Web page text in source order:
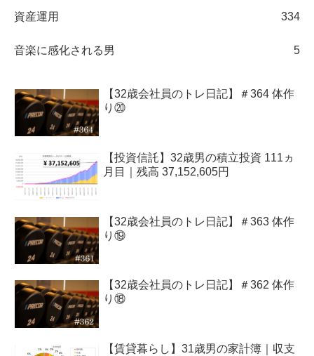
資産運用 334
音楽に感化される男 5
【32歳会社員のトレ日記】＃364 体作
り⑳
【投資信託】32歳男の積立投資 111ヵ
月目｜残高 37,152,605円
【32歳会社員のトレ日記】＃363 体作
り⑲
【32歳会社員のトレ日記】＃362 体作
り⑱
【賃貸暮らし】31歳男の家計簿｜収支